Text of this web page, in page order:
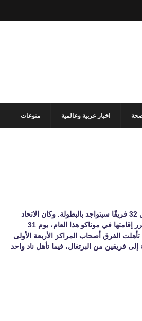
اخبار عربية وعالمية منوعات
حسم 26 فريقًا التأهل إلى منافسات دوري أبطال أوروبا لموسم 2023-2024، من أصل 32 فريقًا سيتواجد بالبطولة. وكان الاتحاد
الأوروبي لكرة القدم “يويفا” أعلن موعد قرعة دوري أبطال أوروبا 2023-2024، والمقرر إقامتها في موناكو هذا العام، يوم 31
فرق عن كل دولة، ومن إسبانيا تأهلت الفرق أصحاب المراكز الأربعة الأولى
فريقين من البرتغال، فيما تأهل ناد واحد